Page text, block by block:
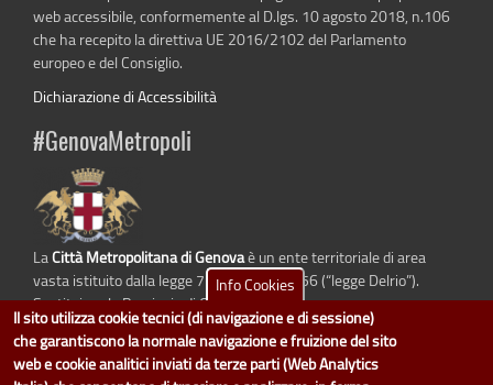
web accessibile, conformemente al D.lgs. 10 agosto 2018, n.106
che ha recepito la direttiva UE 2016/2102 del Parlamento
europeo e del Consiglio.
Dichiarazione di Accessibilità
#GenovaMetropoli
LaCittà Metropolitana di Genovaè un ente territoriale di area
vasta istituito dalla legge 7 aprile 2014 n. 56 (“legge Delrio”).
Sostituisce la Provincia di Genova.
Info Cookies
Il sito utilizza cookie tecnici (di navigazione e di sessione)
che garantiscono la normale navigazione e fruizione del sito
web e cookie analitici inviati da terze parti (Web Analytics